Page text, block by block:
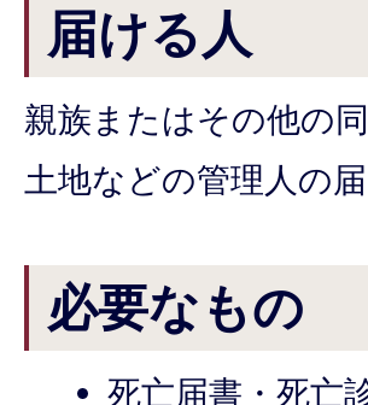
届ける人
親族またはその他の
土地などの管理人の
必要なもの
死亡届書・死亡